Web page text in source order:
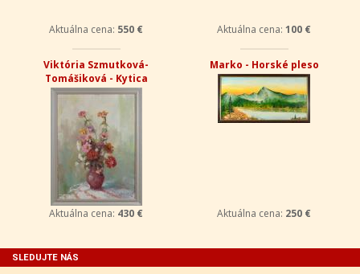
Aktuálna cena: 550 € Aktuálna cena: 100 €
Viktória Szmutková-
Tomášiková - Kytica
Aktuálna cena: 430 €
Marko - Horské pleso
Aktuálna cena: 250 €
SLEDUJTE NÁS